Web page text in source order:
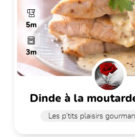
5m
3m
dinde à la